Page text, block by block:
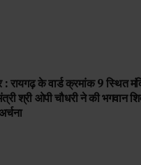
: रायगढ़ के वार्ड क्रमांक 9 स्थित
श्री ओपी चौधरी ने की भगवान